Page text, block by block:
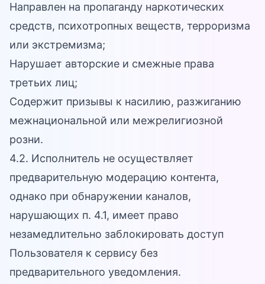
Направлен на пропаганду наркотических
средств, психотропных веществ, терроризма
или экстремизма;
Нарушает авторские и смежные права
третьих лиц;
Содержит призывы к насилию, разжиганию
межнациональной или межрелигиозной
розни.
4.2. Исполнитель не осуществляет
предварительную модерацию контента,
однако при обнаружении каналов,
нарушающих п. 4.1, имеет право
незамедлительно заблокировать доступ
Пользователя к сервису без
предварительного уведомления.